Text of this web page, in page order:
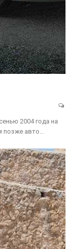
2004 года на
позже авто…